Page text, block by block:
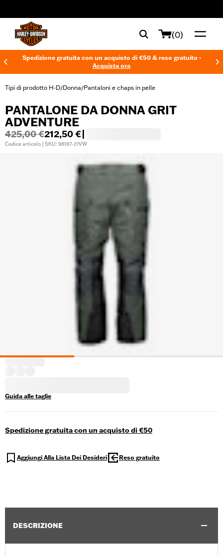
(0)
Spedizione gratuita con un acquisto di €50 & reso gratuito -
Acquista ora
Tipi di prodotto H-D/Donna/Pantaloni e chaps in pelle
PANTALONE DA DONNA GRIT
ADVENTURE
425,00 €212,50 €
Codice articolo | SKU: 98187-21VW
Guida alle taglie
Spedizione gratuita con un acquisto di €50
Aggiungi Alla Lista Dei Desideri Reso gratuito
DESCRIZIONE